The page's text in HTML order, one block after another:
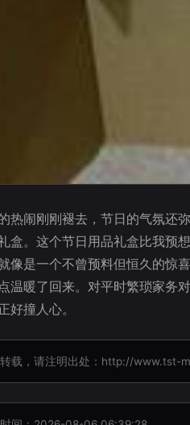
热闹刚刚褪去，节日的气氛还
盒。这个节日用品礼盒比我预
像是一个不曾预料但恒久的惊
温暖了回来。对平时繁琐家务
好撞人心。
载，请注明出处：http://www.tst-